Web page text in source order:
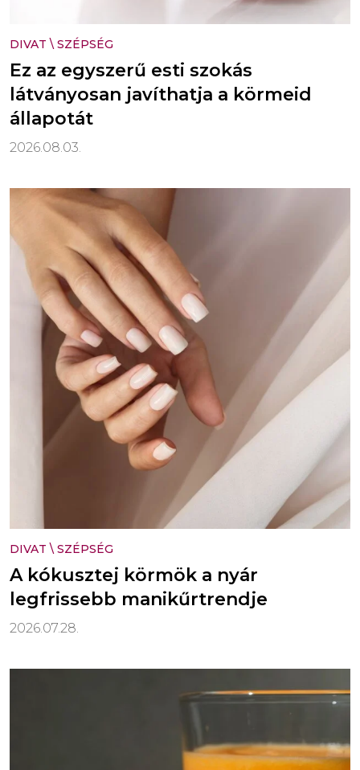
DIVAT \ SZÉPSÉG
Ez az egyszerű esti szokás
látványosan javíthatja a körmeid
állapotát
2026.08.03.
DIVAT \ SZÉPSÉG
A kókusztej körmök a nyár
legfrissebb manikűrtrendje
2026.07.28.